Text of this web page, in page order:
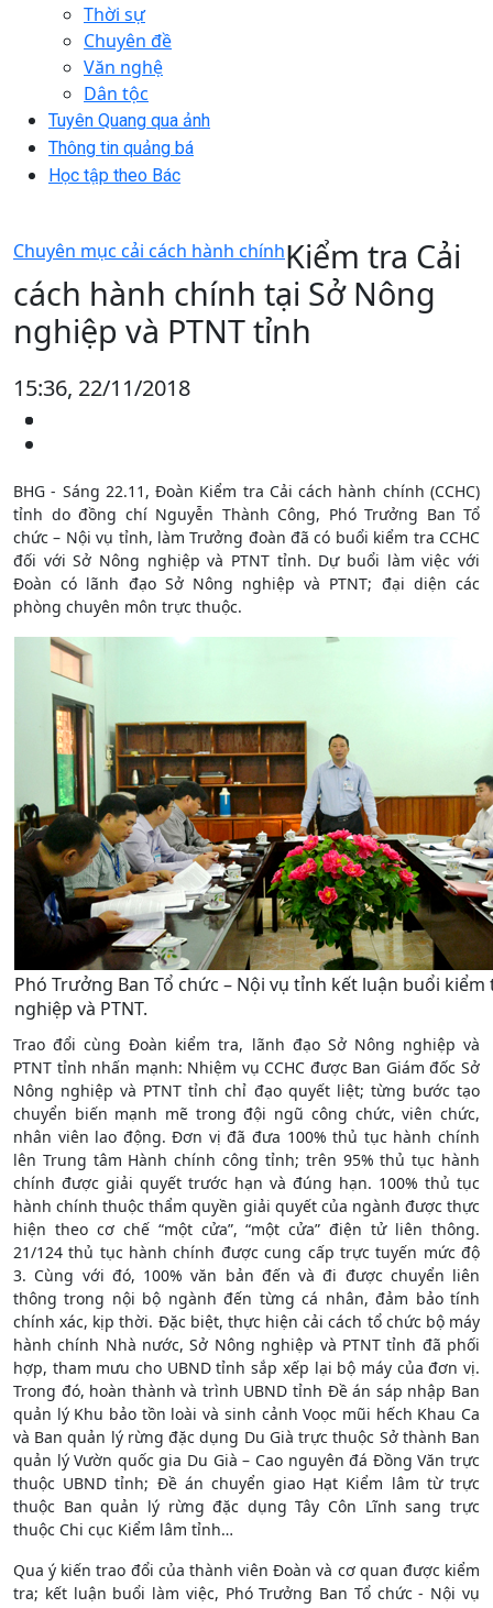
Thời sự
Chuyên đề
Văn nghệ
Dân tộc
Tuyên Quang qua ảnh
Thông tin quảng bá
Học tập theo Bác
Chuyên mục cải cách hành chínhKiểm tra Cải
cách hành chính tại Sở Nông
nghiệp và PTNT tỉnh
15:36, 22/11/2018
BHG - Sáng 22.11, Đoàn Kiểm tra Cải cách hành chính (CCHC)
tỉnh do đồng chí Nguyễn Thành Công, Phó Trưởng Ban Tổ
chức – Nội vụ tỉnh, làm Trưởng đoàn đã có buổi kiểm tra CCHC
đối với Sở Nông nghiệp và PTNT tỉnh. Dự buổi làm việc với
Đoàn có lãnh đạo Sở Nông nghiệp và PTNT; đại diện các
phòng chuyên môn trực thuộc.
Phó Trưởng Ban Tổ chức – Nội vụ tỉnh kết luận buổi kiểm
nghiệp và PTNT.
Trao đổi cùng Đoàn kiểm tra, lãnh đạo Sở Nông nghiệp và
PTNT tỉnh nhấn mạnh: Nhiệm vụ CCHC được Ban Giám đốc Sở
Nông nghiệp và PTNT tỉnh chỉ đạo quyết liệt; từng bước tạo
chuyển biến mạnh mẽ trong đội ngũ công chức, viên chức,
nhân viên lao động. Đơn vị đã đưa 100% thủ tục hành chính
lên Trung tâm Hành chính công tỉnh; trên 95% thủ tục hành
chính được giải quyết trước hạn và đúng hạn. 100% thủ tục
hành chính thuộc thẩm quyền giải quyết của ngành được thực
hiện theo cơ chế “một cửa”, “một cửa” điện tử liên thông.
21/124 thủ tục hành chính được cung cấp trực tuyến mức độ
3. Cùng với đó, 100% văn bản đến và đi được chuyển liên
thông trong nội bộ ngành đến từng cá nhân, đảm bảo tính
chính xác, kịp thời. Đặc biệt, thực hiện cải cách tổ chức bộ máy
hành chính Nhà nước, Sở Nông nghiệp và PTNT tỉnh đã phối
hợp, tham mưu cho UBND tỉnh sắp xếp lại bộ máy của đơn vị.
Trong đó, hoàn thành và trình UBND tỉnh Đề án sáp nhập Ban
quản lý Khu bảo tồn loài và sinh cảnh Voọc mũi hếch Khau Ca
và Ban quản lý rừng đặc dụng Du Già trực thuộc Sở thành Ban
quản lý Vườn quốc gia Du Già – Cao nguyên đá Đồng Văn trực
thuộc UBND tỉnh; Đề án chuyển giao Hạt Kiểm lâm từ trực
thuộc Ban quản lý rừng đặc dụng Tây Côn Lĩnh sang trực
thuộc Chi cục Kiểm lâm tỉnh…
Qua ý kiến trao đổi của thành viên Đoàn và cơ quan được kiểm
tra; kết luận buổi làm việc, Phó Trưởng Ban Tổ chức - Nội vụ